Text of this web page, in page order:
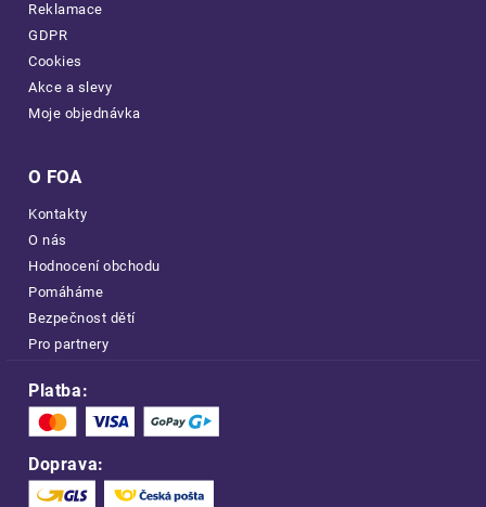
Reklamace
GDPR
Cookies
Akce a slevy
Moje objednávka
O FOA
Kontakty
O nás
Hodnocení obchodu
Pomáháme
Bezpečnost dětí
Pro partnery
Platba:
Doprava: